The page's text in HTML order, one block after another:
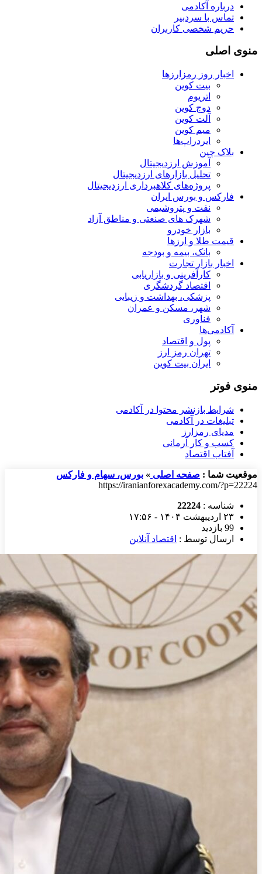
درباره آکادمی
تماس با سردبیر
حریم شخصی کاربران
منوی اصلی
اخبار روز رمزارزها
بیت کوین
اتریوم
دوج کوین
آلت کوین
میم کوین‌
ایردراپ‌ها
بلاک چین
آموزش ارزدیجیتال
تحلیل بازارهای ارزدیجیتال
پروژه‌های کلاهبرداری ارزدیجیتال
فارکس و بورس ایران
نفت و پتروشیمی
شهرک های صنعتی و مناطق آزاد
بازار خودرو
قیمت طلا و ارزها
بانک، بیمه و بودجه
اخبار بازار تجارت
کارآفرینی و بازاریابی
اقتصاد گردشگری
پزشکی، بهداشت و زیبایی
شهر، مسکن و عمران
فناوری
آکادمی‌ها
پول و اقتصاد
تهران رمز ارز
ایران بیت کوین
منوی فوتر
شرایط بازنشر محتوا در آکادمی
تبلیغات در آکادمی
مدیای رمزارز
کسب و کار آرمانی
آفتاب اقتصاد
موقعیت شما : صفحه اصلی » بورس، سهام و فارکس
https://iranianforexacademy.com/?p=22224
شناسه : 22224
۲۳ اردیبهشت ۱۴۰۴ - ۱۷:۵۶
99 بازدید
ارسال توسط : اقتصاد آنلاین